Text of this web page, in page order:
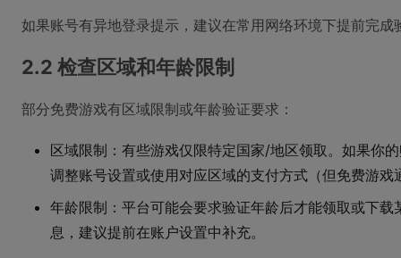
如果账号有异地登录提示，建议在常用网络环境下提前完
2.2 检查区域和年龄限制
部分免费游戏有区域限制或年龄验证要求：
区域限制：有些游戏仅限特定国家/地区领取。如果你
调整账号设置或使用对应区域的支付方式（但免费游戏
年龄限制：平台可能会要求验证年龄后才能领取或下
息，建议提前在账户设置中补充。